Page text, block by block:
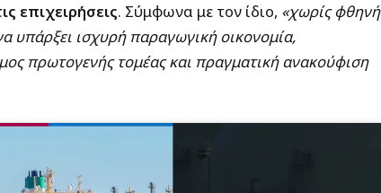
επιχειρήσεις. Σύμφωνα με τον ίδιο, «χωρίς φθηνή
υπάρξει ισχυρή παραγωγική οικονομία,
πρωτογενής τομέας και πραγματική ανακούφιση